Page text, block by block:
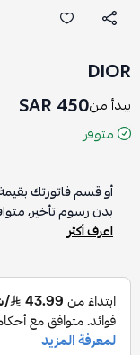
DIOR
يبدأ من450 SAR
متوفر
أو قسم فاتورتك
بدون رسوم تأخير،
اعرف أكثر